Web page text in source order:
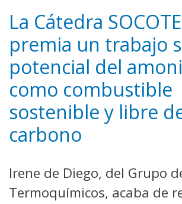
WhatsApp
Facebook
Bluesky
La Cátedra
premia un trabajo
potencial del
como combustible
sostenible y libre
carbono
Irene de Diego, del Grupo
Termoquímicos, acaba de